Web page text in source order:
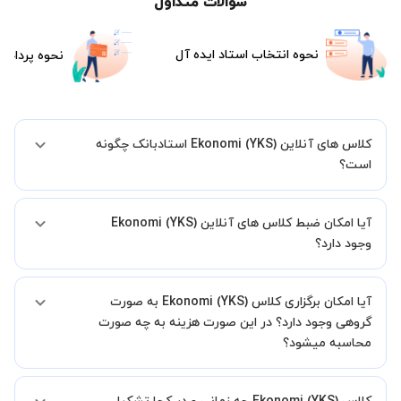
نحوه انتخاب استاد ایده آل نحوه
کلاس های آنلاین Ekonomi (YKS) استادبانک چگونه
است؟
شما میدهیم که استاد شما پیش از جلسه تمامی موارد لازم برای برگزاری
یک کلاس آنلاین با کیفیت و مفید را به شما توضیح خواهند داد.
آیا امکان ضبط کلاس های آنلاین Ekonomi (YKS)
وجود دارد؟
کنید.
آیا امکان برگزاری کلاس Ekonomi (YKS) به صورت
گروهی وجود دارد؟ در این صورت هزینه به چه صورت
محاسبه میشود؟